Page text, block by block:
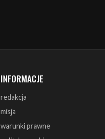
INFORMACJE
redakcja
misja
warunki prawne